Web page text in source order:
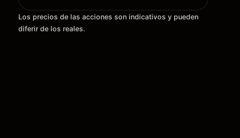
Los precios de las acciones son indicativos y pueden
diferir de los reales.